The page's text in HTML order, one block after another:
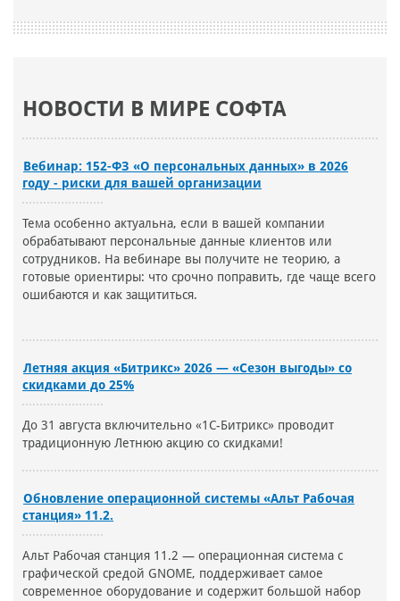
НОВОСТИ В МИРЕ СОФТА
Вебинар: 152-ФЗ «О персональных данных» в 2026
году - риски для вашей организации
Тема особенно актуальна, если в вашей компании
обрабатывают персональные данные клиентов или
сотрудников. На вебинаре вы получите не теорию, а
готовые ориентиры: что срочно поправить, где чаще всего
ошибаются и как защититься.
Летняя акция «Битрикс» 2026 — «Сезон выгоды» со
скидками до 25%
До 31 августа включительно «1С-Битрикс» проводит
традиционную Летнюю акцию со скидками!
Обновление операционной системы «Альт Рабочая
станция» 11.2.
Альт Рабочая станция 11.2 — операционная система с
графической средой GNOME, поддерживает самое
современное оборудование и содержит большой набор